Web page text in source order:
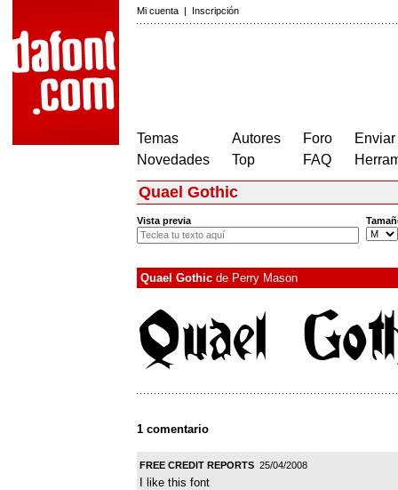
Mi cuenta | Inscripción
Temas
Novedades
Autores
Top
Foro
FAQ
Quael Gothic
Vista previa
Quael Gothic de Perry Mason
1 comentario
FREE CREDIT REPORTS 25/04/2008
I like this font